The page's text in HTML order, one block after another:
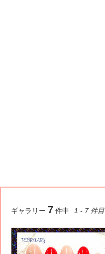
ギャラリー 7 件中 1 - 7 件目